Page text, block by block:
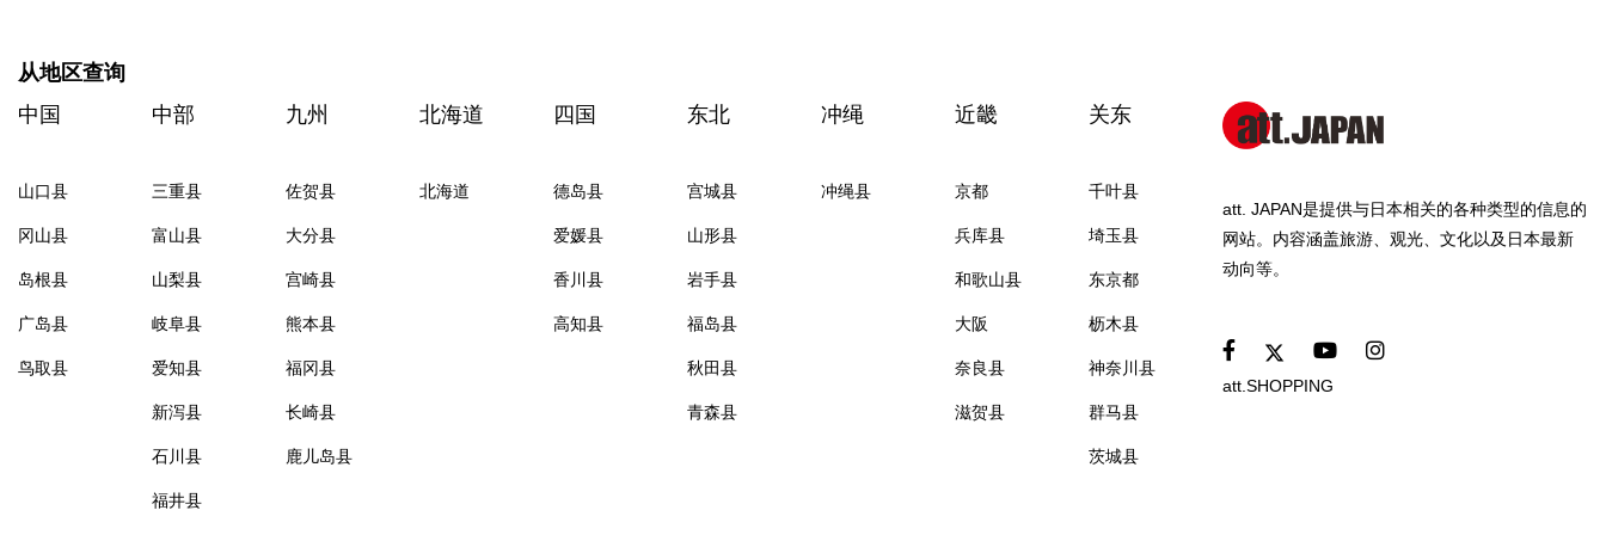
从地区查询
中国
山口县
冈山县
岛根县
广岛县
鸟取县
中部
三重县
富山县
山梨县
岐阜县
爱知县
新泻县
石川县
福井县
九州
佐贺县
大分县
宫崎县
熊本县
福冈县
长崎县
鹿儿岛县
北海道
北海道
四国
德岛县
爱媛县
香川县
高知县
东北
宫城县
山形县
岩手县
福岛县
秋田县
青森县
冲绳
冲绳县
近畿
京都
兵库县
和歌山县
大阪
奈良县
滋贺县
关东
千叶县
埼玉县
东京都
枥木县
神奈川县
群马县
茨城县
att. JAPAN是提供与日本相关的各种类型的信息的
网站。内容涵盖旅游、观光、文化以及日本最新
动向等。
att.SHOPPING